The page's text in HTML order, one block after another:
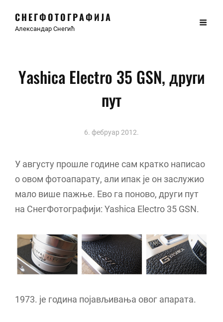
СНЕГФОТОГРАФИЈА
Александар Снегић
Yashica Electro 35 GSN, други
пут
6. фебруар 2012.
У августу прошле године сам кратко написао
о овом фотоапарату, али ипак је он заслужио
мало више пажње. Ево га поново, други пут
на СнегФотографији: Yashica Electro 35 GSN.
1973. је година појављивања овог апарата.